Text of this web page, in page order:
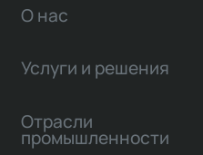
О нас
Услуги и решения
Отрасли
промышленности